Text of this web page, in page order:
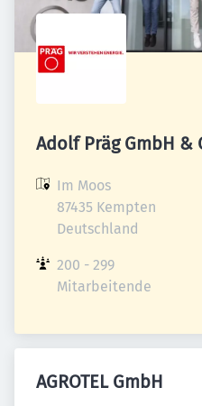
Adolf Präg GmbH &
Im Moos
87435 Kempten
Deutschland
200 - 299
Mitarbeitende
AGROTEL GmbH